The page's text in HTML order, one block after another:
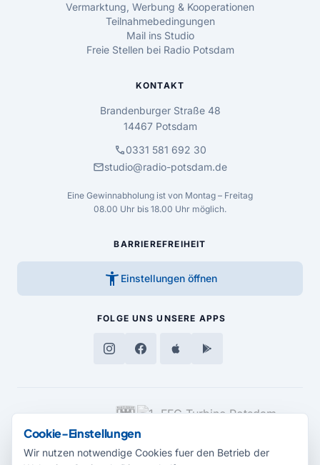
Vermarktung, Werbung & Kooperationen
Teilnahmebedingungen
Mail ins Studio
Freie Stellen bei Radio Potsdam
KONTAKT
Brandenburger Straße 48
14467 Potsdam
call0331 581 692 30
mailstudio@radio-potsdam.de
Eine Gewinnabholung ist von Montag – Freitag
08.00 Uhr bis 18.00 Uhr möglich.
BARRIEREFREIHEIT
accessibility_new Einstellungen öffnen
FOLGE UNS UNSERE APPS
MEDIENPARTNER
Cookie-Einstellungen
Wir nutzen notwendige Cookies fuer den Betrieb der